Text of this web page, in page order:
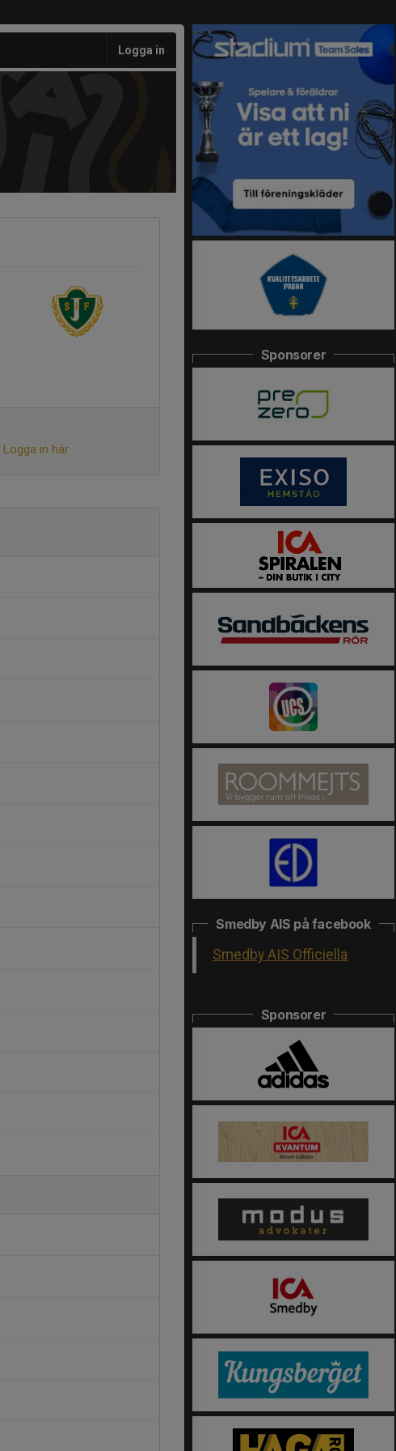
Logga in
Logga in här
Sponsorer
Smedby AIS på facebook
Smedby AIS Officiella
Sponsorer